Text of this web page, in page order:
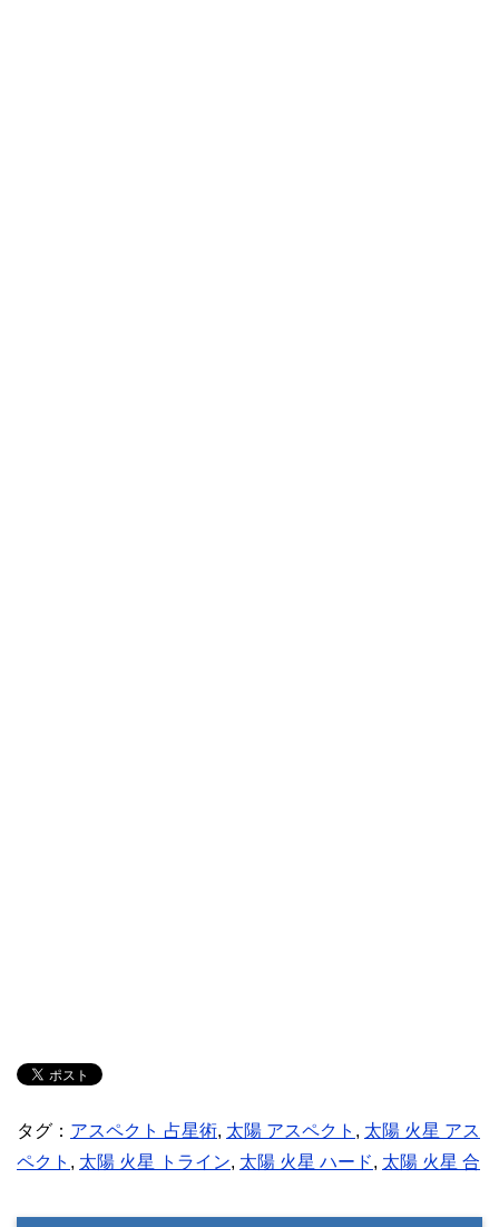
タグ： アスペクト 占星術, 太陽 アスペクト , 太陽 火星 アス
ペクト , 太陽 火星 トライン, 太陽 火星 ハード, 太陽 火星 合